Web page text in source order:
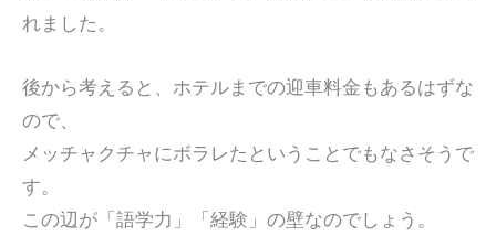
れました。
後から考えると、ホテルまでの迎車料金もあるはずな
ので、
メッチャクチャにボラレたということでもなさそうで
す。
この辺が「語学力」「経験」の壁なのでしょう。